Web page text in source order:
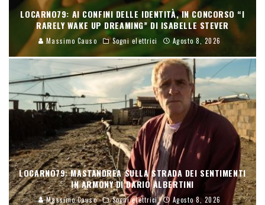
LOCARNO79: AI CONFINI DELLE IDENTITÀ, IN CONCORSO “I
RARELY WAKE UP DREAMING” DI ISABELLE STEVER
Massimo Causo Sogni elettrici Agosto 8, 2026
LOCARNO79: MASTANDREA SULLA STRADA DEI SENTIMENTI
IN ARMONY DI DARIO ALBERTINI
Massimo Causo Sogni elettrici Agosto 8, 2026